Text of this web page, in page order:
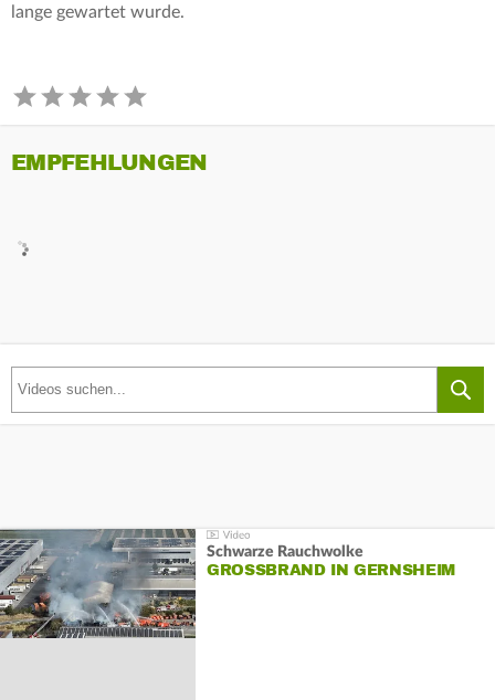
lange gewartet wurde.
EMPFEHLUNGEN
Schwarze Rauchwolke
GROSSBRAND IN GERNSHEIM